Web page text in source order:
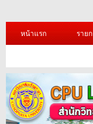
หน้าแรก ราย